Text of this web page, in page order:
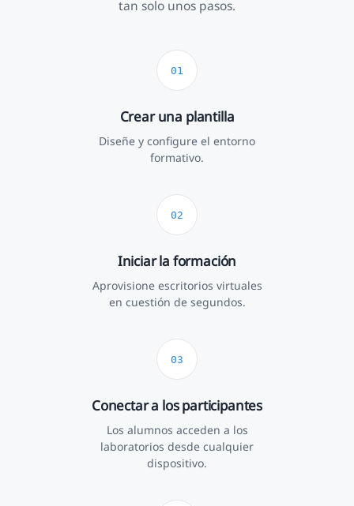
tan solo unos pasos.
Crear una plantilla
Diseñe y configure el entorno
formativo.
Iniciar la formación
Aprovisione escritorios virtuales
en cuestión de segundos.
Conectar a los participantes
Los alumnos acceden a los
laboratorios desde cualquier
dispositivo.